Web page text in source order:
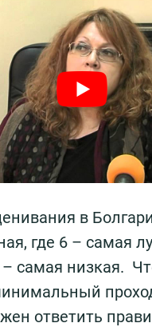
в
где 6 – самая
– самая низкая.
ответить